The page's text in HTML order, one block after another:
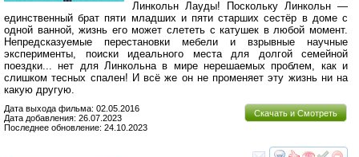
Линкольн Лауды! Поскольку Линкольн —
единственный брат пяти младших и пяти старших сестёр в доме с
одной ванной, жизнь его может слететь с катушек в любой момент.
Непредсказуемые перестановки мебели и взрывные научные
эксперименты, поиски идеального места для долгой семейной
поездки... нет для Линкольна в мире нерешаемых проблем, как и
слишком тесных спален! И всё же он не променяет эту жизнь ни на
какую другую.
Скачать и Смотреть
Дата выхода фильма: 02.05.2016
Дата добавления: 26.07.2023
Последнее обновление: 24.10.2023